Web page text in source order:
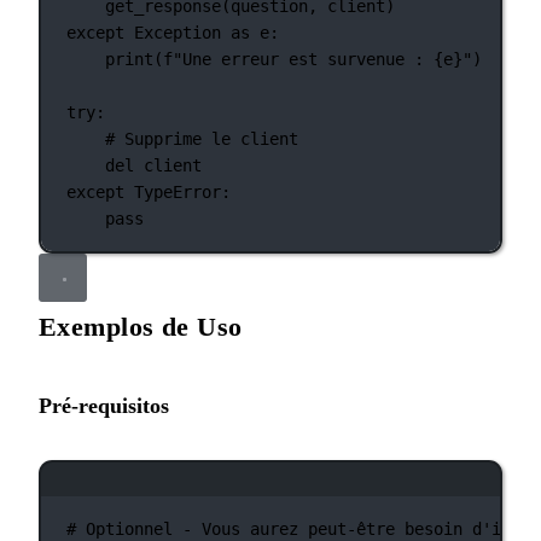
get_response(question, client)
except
Exception as e:
print (f"Une erreur est survenue : {e}" )
try:
# Supprime le client
del
client
except TypeError:
pass
Exemplos de Uso
Pré-requisitos
# Optionnel - Vous aurez peut-être besoin